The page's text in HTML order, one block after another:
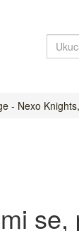
- Nexo